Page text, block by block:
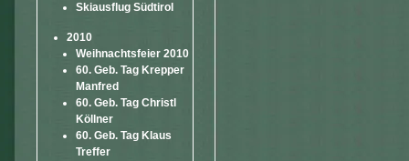
Skiausflug Südtirol
2010
Weihnachtsfeier 2010
60. Geb. Tag Krepper
Manfred
60. Geb. Tag Christl
Köllner
60. Geb. Tag Klaus
Treffer